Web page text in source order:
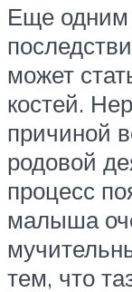
Еще
может
костей.
причиной
родовой
процесс
малыша
тем, что